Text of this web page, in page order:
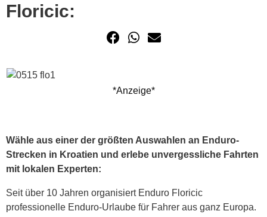
Floricic:
*Anzeige*
Wähle aus einer der größten Auswahlen an Enduro-
Strecken in Kroatien und erlebe unvergessliche Fahrten
mit lokalen Experten:
Seit über 10 Jahren organisiert Enduro Floricic
professionelle Enduro-Urlaube für Fahrer aus ganz Europa.